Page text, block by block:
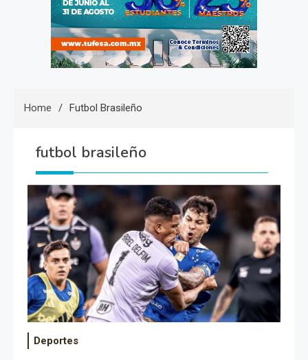
Home Futbol Brasileño
futbol brasileño
Deportes